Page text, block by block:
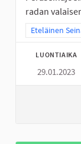
radan
Rajaa
Eteläinen
LUONTIAIKA
29.01.2023